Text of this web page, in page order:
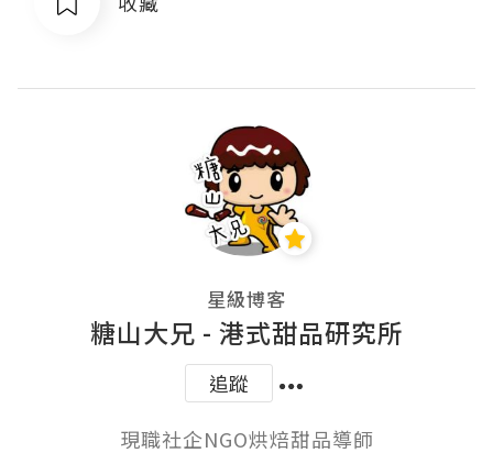
星級博客
糖山大兄 - 港式甜品研究所
追蹤
現職社企NGO烘焙甜品導師